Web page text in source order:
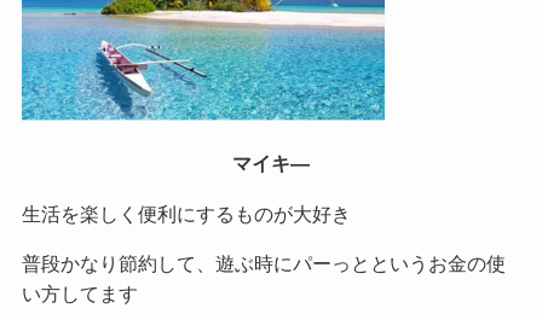
マイキ―
生活を楽しく便利にするものが大好き
普段かなり節約して、遊ぶ時にパーっとというお金の使
い方してます